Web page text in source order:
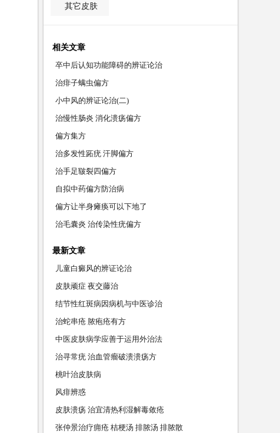
其它皮肤
相关文章
卒中后认知功能障碍的辨证论治
治痱子螨虫偏方
小中风的辨证论治(二)
治慢性肠炎 消化溃疡偏方
偏方集方
治多发性跖疣 汗脚偏方
治手足皲裂四偏方
自拟中药偏方防治病
偏方让半身瘫痪可以下地了
治毛囊炎 治传染性疣偏方
最新文章
儿童白癜风的辨证论治
皮肤顽症 夜交藤治
结节性红斑病因病机与中医诊治
治蛇串疮 脓疱疮有方
中医皮肤病学应善于运用外治法
治寻常疣 治血管瘤破溃溃疡方
桃叶治皮肤病
风痱辨惑
皮肤溃疡 治宜清热利湿解毒敛疮
张仲景治疗痈疮 桔梗汤 排脓汤 排脓散